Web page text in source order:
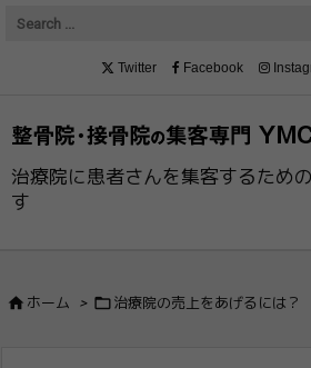
治療院に患者さんを集客するため
す
Twitter Facebook
 ホーム >  治療院の売上をあげるには？